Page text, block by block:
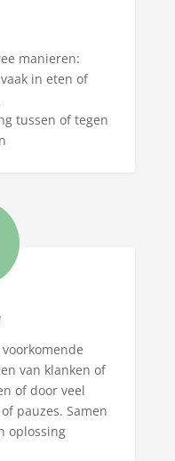
manieren:
in eten of
tussen of tegen
van klanken of
of door veel
pauzes. Samen
oplossing